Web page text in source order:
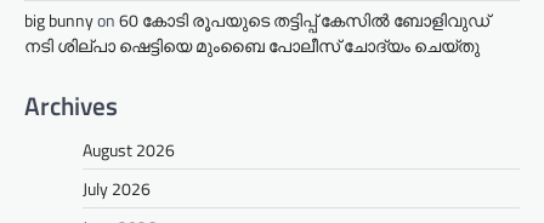
big bunnyon60 കോടി രൂപയുടെ തട്ടിപ്പ് കേസിൽ ബോളിവുഡ്
നടി ശില്പാ ഷെട്ടിയെ മുംബൈ പോലീസ് ചോദ്യം ചെയ്തു
Archives
August 2026
July 2026